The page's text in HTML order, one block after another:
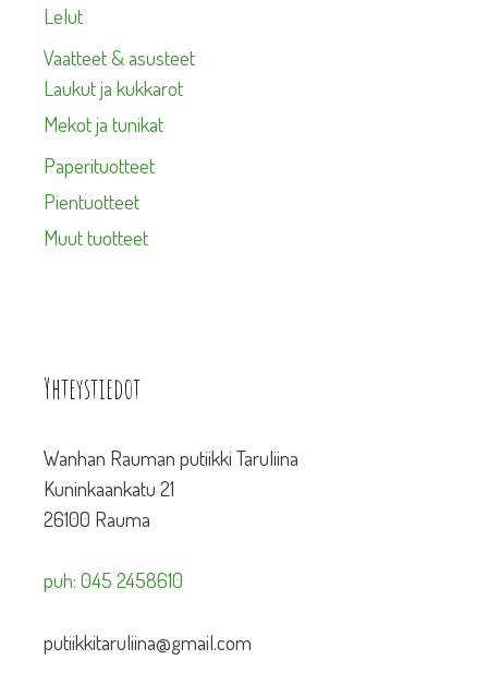
Lelut
Vaatteet & asusteet
Laukut ja kukkarot
Mekot ja tunikat
Paperituotteet
Pientuotteet
Muut tuotteet
Yhteystiedot
Wanhan Rauman putiikki Taruliina
Kuninkaankatu 21
26100 Rauma
puh: 045 2458610
putiikkitaruliina@gmail.com